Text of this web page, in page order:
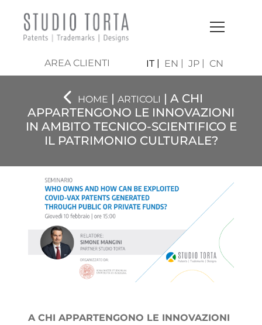
AREA CLIENTI IT EN JP CN
HOME | ARTICOLI | A CHI
APPARTENGONO LE INNOVAZIONI
IN AMBITO TECNICO-SCIENTIFICO E
IL PATRIMONIO CULTURALE?
A CHI APPARTENGONO LE INNOVAZIONI